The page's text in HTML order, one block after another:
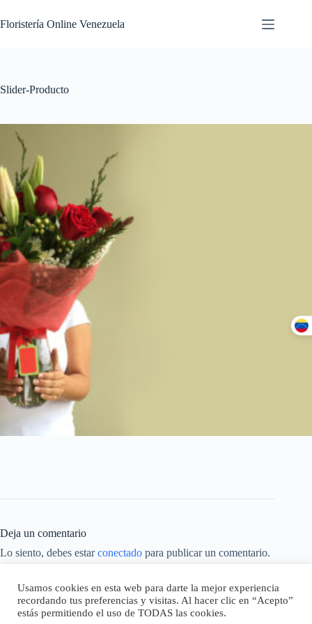
Floristería Online Venezuela
Slider-Producto
Deja un comentario
Lo siento, debes estarconectado para publicar un comentario.
Este sitio usa Akismet para reducir el spam.Aprende cómo se
procesan los datos de tus comentarios.
Usamos cookies en esta web para darte la mejor experiencia
recordando tus preferencias y visitas. Al hacer clic en “Acepto”
estás permitiendo el uso de TODAS las cookies.